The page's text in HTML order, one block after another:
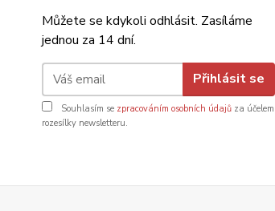
Můžete se kdykoli odhlásit. Zasíláme
jednou za 14 dní.
Přihlásit se
Souhlasím se zpracováním osobních údajů za účelem
rozesílky newsletteru.